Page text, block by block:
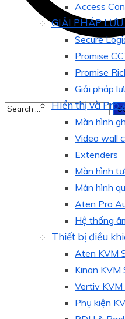
Access
GIẢI PHÁP
Secure
Promise
Promise
Giải pháp
Hiển thị và Pro
Màn hình
Video wall
Extenders
Màn hình
Màn hình
Aten Pro
Hệ thống
Thiết bị điều
Aten KVM
Kinan KVM
Vertiv
Phụ kiện